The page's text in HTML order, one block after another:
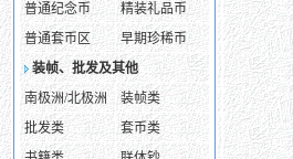
普通纪念币
精装礼品币
普通套币区
早期珍稀币
装帧、批发及其他
南极洲/北极洲
装帧类
批发类
套币类